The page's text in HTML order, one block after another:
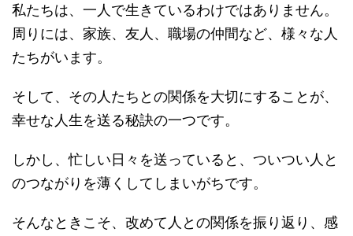
私たちは、一人で生きているわけではありません。
周りには、家族、友人、職場の仲間など、様々な人
たちがいます。
そして、その人たちとの関係を大切にすることが、
幸せな人生を送る秘訣の一つです。
しかし、忙しい日々を送っていると、ついつい人と
のつながりを薄くしてしまいがちです。
そんなときこそ、改めて人との関係を振り返り、感